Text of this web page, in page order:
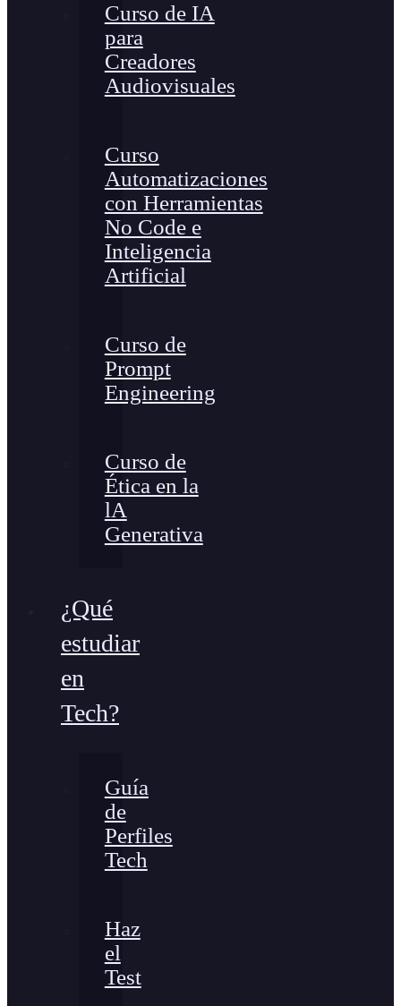
Curso de IA
para
Creadores
Audiovisuales
Curso
Automatizaciones
con Herramientas
No Code e
Inteligencia
Artificial
Curso de
Prompt
Engineering
Curso de
Ética en la
lA
Generativa
¿Qué
estudiar
en
Tech?
Guía
de
Perfiles
Tech
Haz
el
Test